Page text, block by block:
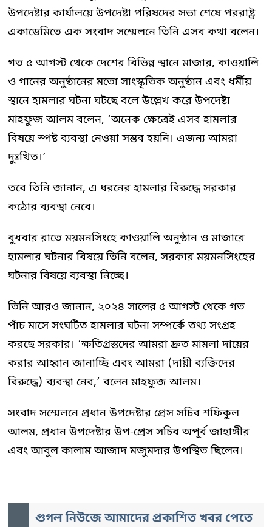
উপদেষ্টার কার্যালয়ে উপদেষ্টা পরিষদের সভা শেষে পররাষ্ট্র
একাডেমিতে এক সংবাদ সম্মেলনে তিনি এসব কথা বলেন।
গত ৫ আগস্ট থেকে দেশের বিভিন্ন স্থানে মাজার, কাওয়ালি
ও গানের অনুষ্ঠানের মতো সাংস্কৃতিক অনুষ্ঠান এবং ধর্মীয়
স্থানে হামলার ঘটনা ঘটছে বলে উল্লেখ করে উপদেষ্টা
মাহফুজ আলম বলেন, ‘অনেক ক্ষেত্রেই এসব হামলার
বিষয়ে স্পষ্ট ব্যবস্থা নেওয়া সম্ভব হয়নি। এজন্য আমরা
দুঃখিত।’
তবে তিনি জানান, এ ধরনের হামলার বিরুদ্ধে সরকার
কঠোর ব্যবস্থা নেবে।
বুধবার রাতে ময়মনসিংহে কাওয়ালি অনুষ্ঠান ও মাজারে
হামলার ঘটনার বিষয়ে তিনি বলেন, সরকার ময়মনসিংহের
ঘটনার বিষয়ে ব্যবস্থা নিচ্ছে।
তিনি আরও জানান, ২০২৪ সালের ৫ আগস্ট থেকে গত
পাঁচ মাসে সংঘটিত হামলার ঘটনা সম্পর্কে তথ্য সংগ্রহ
করছে সরকার। ‘ক্ষতিগ্রস্তদের আমরা দ্রুত মামলা দায়ের
করার আহ্বান জানাচ্ছি এবং আমরা (দায়ী ব্যক্তিদের
বিরুদ্ধে) ব্যবস্থা নেব,’ বলেন মাহফুজ আলম।
সংবাদ সম্মেলনে প্রধান উপদেষ্টার প্রেস সচিব শফিকুল
আলম, প্রধান উপদেষ্টার উপ-প্রেস সচিব অপূর্ব জাহাঙ্গীর
এবং আবুল কালাম আজাদ মজুমদার উপস্থিত ছিলেন।
গুগল নিউজে আমাদের প্রকাশিত খবর পেতে